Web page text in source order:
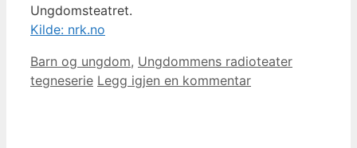
Ungdomsteatret.
Kilde: nrk.no
Kategorier
Barn og ungdom, Ungdommens radioteaterStikkord
tegneserie Legg igjen en kommentar